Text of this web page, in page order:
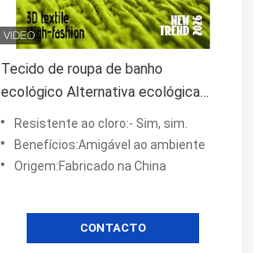
Tecido de roupa de banho
ecológico Alternativa ecológica
para coleção de roupa de banho
Resistente ao cloro:- Sim, sim.
Benefícios:Amigável ao ambiente
Origem:Fabricado na China
CONTACTO